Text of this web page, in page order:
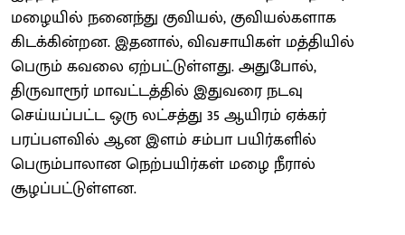
மழையில் நனைந்து குவியல், குவியல்களாக
கிடக்கின்றன. இதனால், விவசாயிகள் மத்தியில்
பெரும் கவலை ஏற்பட்டுள்ளது. அதுபோல்,
திருவாரூர் மாவட்டத்தில் இதுவரை நடவு
செய்யப்பட்ட ஒரு லட்சத்து 35 ஆயிரம் ஏக்கர்
பரப்பளவில் ஆன இளம் சம்பா பயிர்களில்
பெரும்பாலான நெற்பயிர்கள் மழை நீரால்
சூழப்பட்டுள்ளன.